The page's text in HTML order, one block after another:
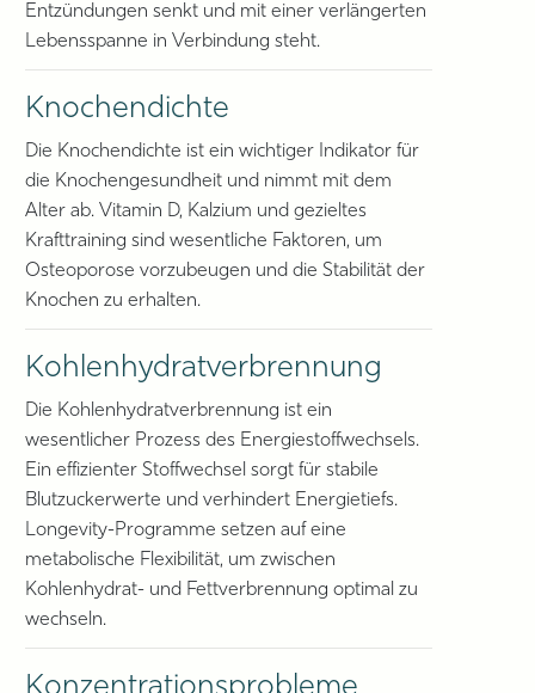
Entzündungen senkt und mit einer verlängerten
Lebensspanne in Verbindung steht.
Knochendichte
Die Knochendichte ist ein wichtiger Indikator für
die Knochengesundheit und nimmt mit dem
Alter ab. Vitamin D, Kalzium und gezieltes
Krafttraining sind wesentliche Faktoren, um
Osteoporose vorzubeugen und die Stabilität der
Knochen zu erhalten.
Kohlenhydratverbrennung
Die Kohlenhydratverbrennung ist ein
wesentlicher Prozess des Energiestoffwechsels.
Ein effizienter Stoffwechsel sorgt für stabile
Blutzuckerwerte und verhindert Energietiefs.
Longevity-Programme setzen auf eine
metabolische Flexibilität, um zwischen
Kohlenhydrat- und Fettverbrennung optimal zu
wechseln.